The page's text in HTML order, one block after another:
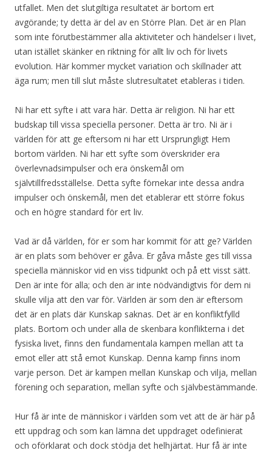
utfallet. Men det slutgiltiga resultatet är bortom ert
avgörande; ty detta är del av en Större Plan. Det är en Plan
som inte förutbestämmer alla aktiviteter och händelser i livet,
utan istället skänker en riktning för allt liv och för livets
evolution. Här kommer mycket variation och skillnader att
äga rum; men till slut måste slutresultatet etableras i tiden.
Ni har ett syfte i att vara här. Detta är religion. Ni har ett
budskap till vissa speciella personer. Detta är tro. Ni är i
världen för att ge eftersom ni har ett Ursprungligt Hem
bortom världen. Ni har ett syfte som överskrider era
överlevnadsimpulser och era önskemål om
självtillfredsställelse. Detta syfte förnekar inte dessa andra
impulser och önskemål, men det etablerar ett större fokus
och en högre standard för ert liv.
Vad är då världen, för er som har kommit för att ge? Världen
är en plats som behöver er gåva. Er gåva måste ges till vissa
speciella människor vid en viss tidpunkt och på ett visst sätt.
Den är inte för alla; och den är inte nödvändigtvis för dem ni
skulle vilja att den var för. Världen är som den är eftersom
det är en plats där Kunskap saknas. Det är en konfliktfylld
plats. Bortom och under alla de skenbara konflikterna i det
fysiska livet, finns den fundamentala kampen mellan att ta
emot eller att stå emot Kunskap. Denna kamp finns inom
varje person. Det är kampen mellan Kunskap och vilja, mellan
förening och separation, mellan syfte och självbestämmande.
Hur få är inte de människor i världen som vet att de är här på
ett uppdrag och som kan lämna det uppdraget odefinierat
och oförklarat och dock stödja det helhjärtat. Hur få är inte